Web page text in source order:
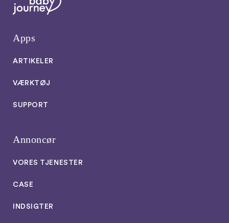
Apps
ARTIKELER
VÆRKTØJ
SUPPORT
Annoncør
VORES TJENESTER
CASE
INDSIGTER